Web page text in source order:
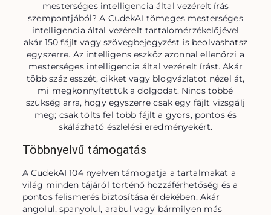
mesterséges intelligencia által vezérelt írás
szempontjából? A CudekAI tömeges mesterséges
intelligencia által vezérelt tartalomérzékelőjével
akár 150 fájlt vagy szövegbejegyzést is beolvashatsz
egyszerre. Az intelligens eszköz azonnal ellenőrzi a
mesterséges intelligencia által vezérelt írást. Akár
több száz esszét, cikket vagy blogvázlatot nézel át,
mi megkönnyítettük a dolgodat. Nincs többé
szükség arra, hogy egyszerre csak egy fájlt vizsgálj
meg; csak tölts fel több fájlt a gyors, pontos és
skálázható észlelési eredményekért.
Többnyelvű támogatás
A CudekAI 104 nyelven támogatja a tartalmakat a
világ minden tájáról történő hozzáférhetőség és a
pontos felismerés biztosítása érdekében. Akár
angolul, spanyolul, arabul vagy bármilyen más